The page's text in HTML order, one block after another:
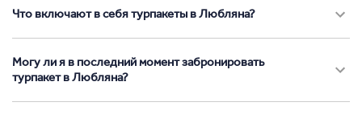
Что включают в себя турпакеты в Любляна?
Могу ли я в последний момент забронировать
турпакет в Любляна?